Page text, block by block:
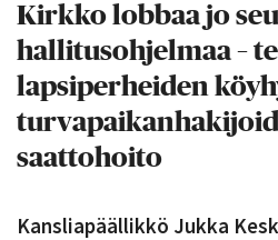
Kirkko lobbaa jo
hallitusohjelmaa –
lapsiperheiden
saattohoito
Kansliapäällikkö Jukka